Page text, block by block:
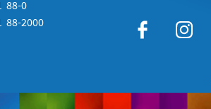
88-0
88-2000